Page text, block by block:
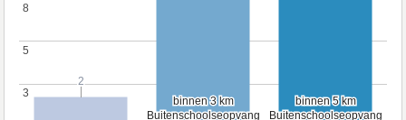
Buitenschoolseopvang
Buitenschoolseopvang
binnen 3 km
binnen 3 km
Buitenschoolseopvang
Buitenschoolseopvang
binnen 5 km
binnen 5 km
3
3
5
5
8
8
2
2